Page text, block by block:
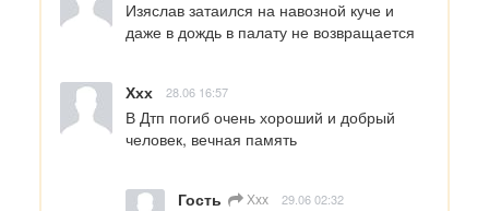
Изяслав затаился на навозной куче и
даже в дождь в палату не возвращается
Ххх 28.06 16:57
В Дтп погиб очень хороший и добрый
человек, вечная память
Гость Ххх 29.06 02:32